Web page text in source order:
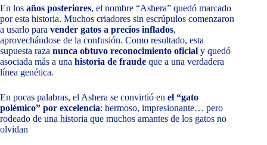
En los años posteriores, el nombre “Ashera” quedó marcado
por esta historia. Muchos criadores sin escrúpulos comenzaron
a usarlo para vender gatos a precios inflados,
aprovechándose de la confusión. Como resultado, esta
supuesta raza nunca obtuvo reconocimiento oficial y quedó
asociada más a una historia de fraude que a una verdadera
línea genética.
En pocas palabras, el Ashera se convirtió en el “gato
polémico” por excelencia: hermoso, impresionante… pero
rodeado de una historia que muchos amantes de los gatos no
olvidan